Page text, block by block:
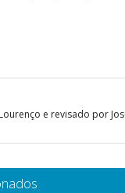
e revisado por